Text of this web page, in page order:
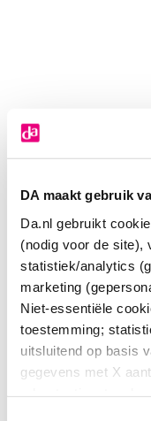
DA maakt gebruik
Da.nl gebruikt
(nodig voor de site),
statistiek/analytics
marketing
Niet-essentiële
toestemming;
uitsluitend op basis
gegevens met X
L'Oreal Paris
15.00Milliliter